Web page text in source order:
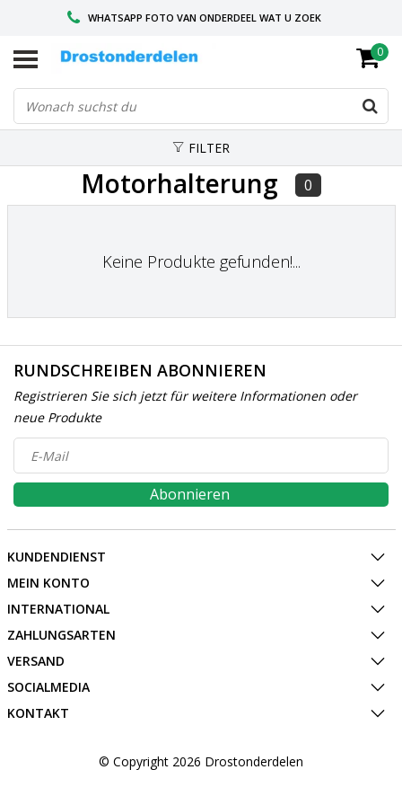
WHATSAPP FOTO VAN ONDERDEEL WAT U ZOEK
VOOR 16.00 BESTELD, VANDAAG VERZONDEN
GESPECIALISEERD PEUGEOT
0
FILTER
Motorhalterung 0
Keine Produkte gefunden!...
RUNDSCHREIBEN ABONNIEREN
Registrieren Sie sich jetzt für weitere Informationen oder
neue Produkte
Abonnieren
KUNDENDIENST
MEIN KONTO
INTERNATIONAL
ZAHLUNGSARTEN
VERSAND
SOCIALMEDIA
KONTAKT
© Copyright 2026 Drostonderdelen